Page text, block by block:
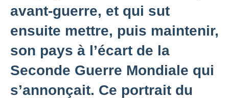
avant-guerre, et qui sut
ensuite mettre, puis maintenir,
son pays à l’écart de la
Seconde Guerre Mondiale qui
s’annonçait. Ce portrait du